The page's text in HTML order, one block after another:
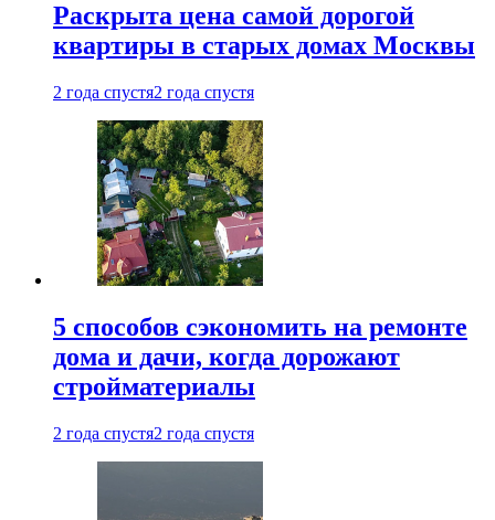
Раскрыта цена самой дорогой
квартиры в старых домах Москвы
2 года спустя2 года спустя
5 способов сэкономить на ремонте
дома и дачи, когда дорожают
стройматериалы
2 года спустя2 года спустя